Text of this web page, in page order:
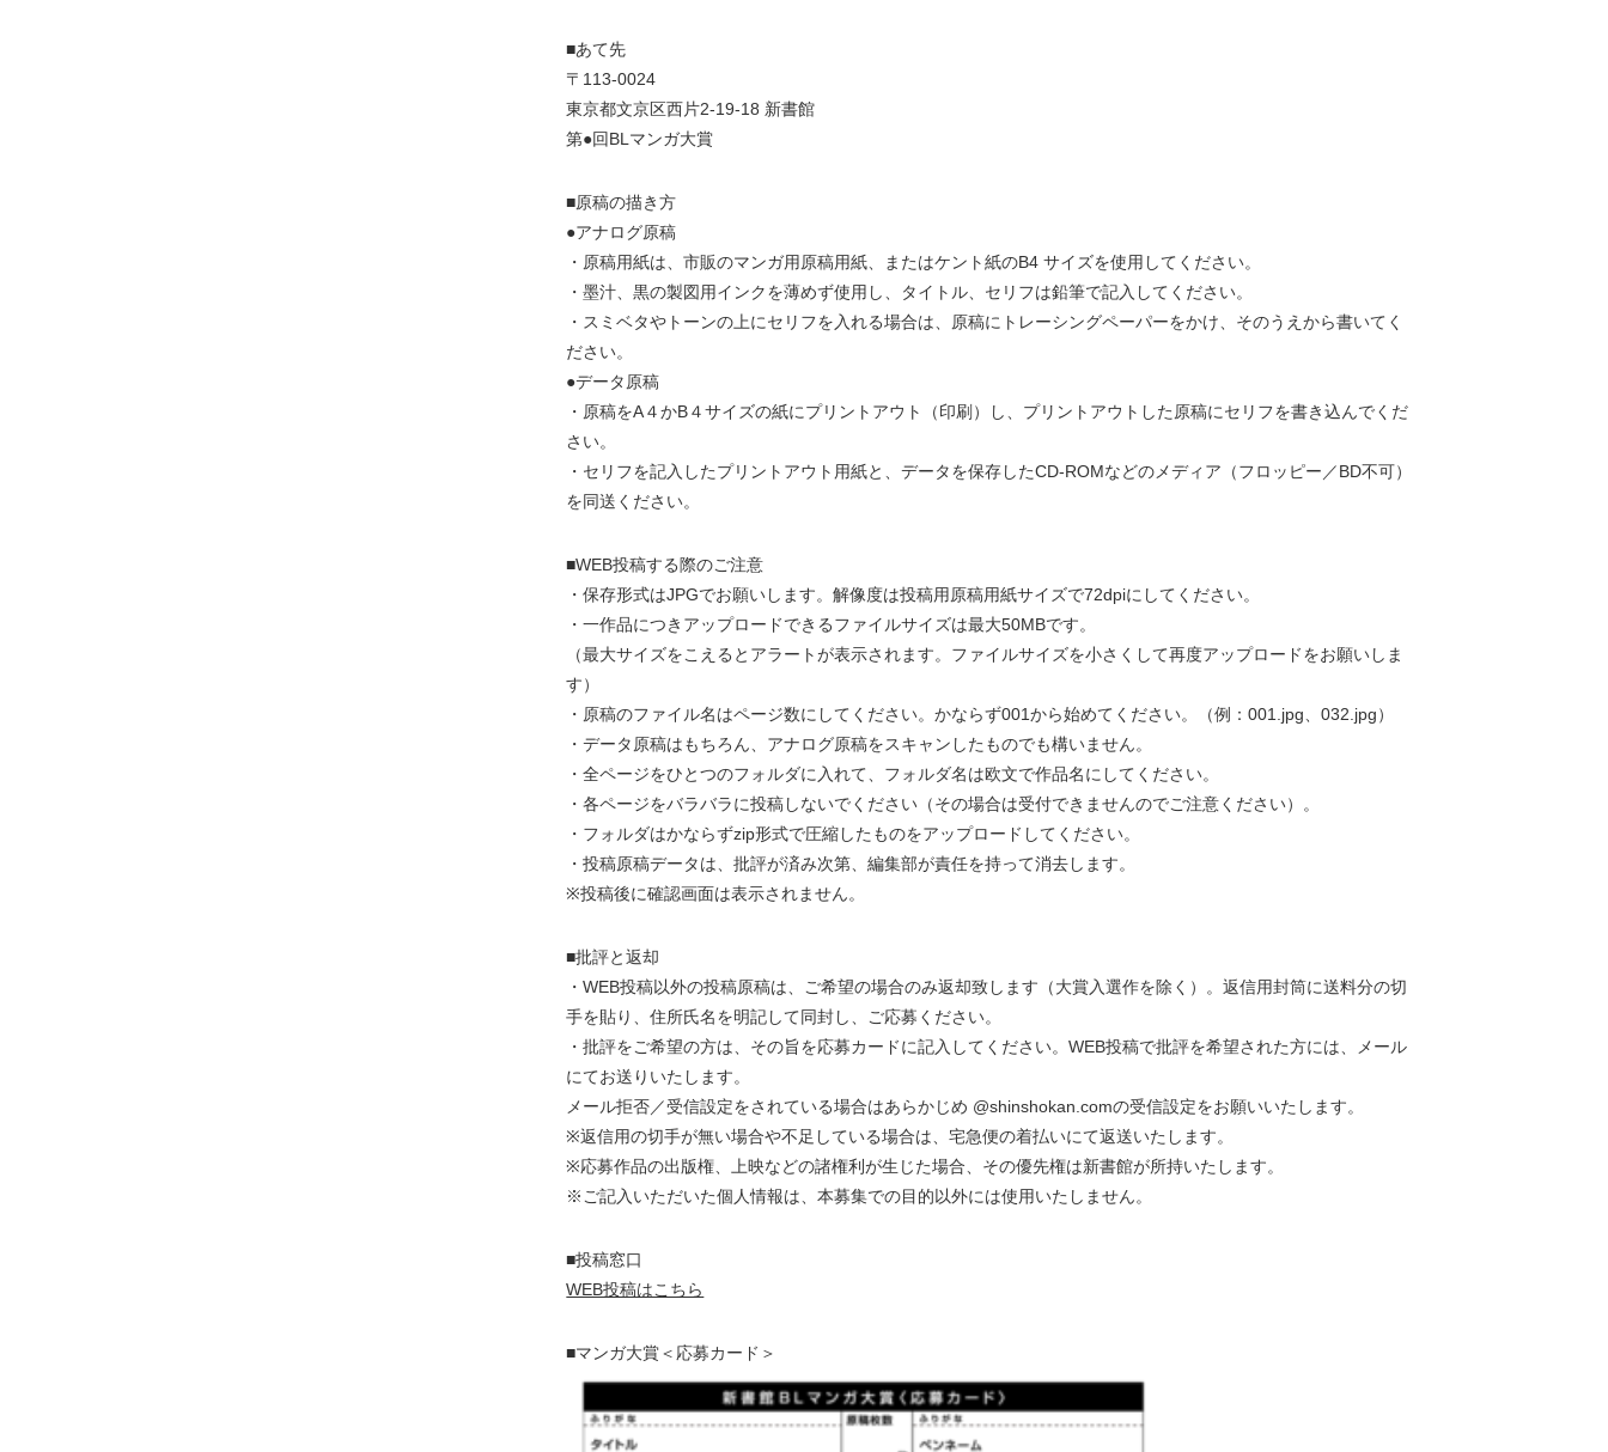
■あて先
〒113-0024
東京都文京区西片2-19-18 新書館
第●回BLマンガ大賞
■原稿の描き方
●アナログ原稿
・原稿用紙は、市販のマンガ用原稿用紙、またはケント紙のB4 サイズを使用してください。
・墨汁、黒の製図用インクを薄めず使用し、タイトル、セリフは鉛筆で記入してください。
・スミベタやトーンの上にセリフを入れる場合は、原稿にトレーシングペーパーをかけ、そのうえから書いてく
ださい。
●データ原稿
・原稿をA４かB４サイズの紙にプリントアウト（印刷）し、プリントアウトした原稿にセリフを書き込んでくだ
さい。
・セリフを記入したプリントアウト用紙と、データを保存したCD-ROMなどのメディア（フロッピー／BD不可）
を同送ください。
■WEB投稿する際のご注意
・保存形式はJPGでお願いします。解像度は投稿用原稿用紙サイズで72dpiにしてください。
・一作品につきアップロードできるファイルサイズは最大50MBです。
（最大サイズをこえるとアラートが表示されます。ファイルサイズを小さくして再度アップロードをお願いしま
す）
・原稿のファイル名はページ数にしてください。かならず001から始めてください。（例：001.jpg、032.jpg）
・データ原稿はもちろん、アナログ原稿をスキャンしたものでも構いません。
・全ページをひとつのフォルダに入れて、フォルダ名は欧文で作品名にしてください。
・各ページをバラバラに投稿しないでください（その場合は受付できませんのでご注意ください）。
・フォルダはかならずzip形式で圧縮したものをアップロードしてください。
・投稿原稿データは、批評が済み次第、編集部が責任を持って消去します。
※投稿後に確認画面は表示されません。
■批評と返却
・WEB投稿以外の投稿原稿は、ご希望の場合のみ返却致します（大賞入選作を除く）。返信用封筒に送料分の切
手を貼り、住所氏名を明記して同封し、ご応募ください。
・批評をご希望の方は、その旨を応募カードに記入してください。WEB投稿で批評を希望された方には、メール
にてお送りいたします。
メール拒否／受信設定をされている場合はあらかじめ @shinshokan.comの受信設定をお願いいたします。
※返信用の切手が無い場合や不足している場合は、宅急便の着払いにて返送いたします。
※応募作品の出版権、上映などの諸権利が生じた場合、その優先権は新書館が所持いたします。
※ご記入いただいた個人情報は、本募集での目的以外には使用いたしません。
■投稿窓口
WEB投稿はこちら
■マンガ大賞＜応募カード＞